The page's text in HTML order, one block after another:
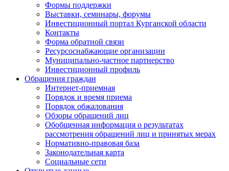
Формы поддержки
Выставки, семинары, форумы
Инвестиционный портал Курганской области
Контакты
Форма обратной связи
Ресурсоснабжающие организации
Муниципально-частное партнерство
Инвестиционный профиль
Обращения граждан
Интернет-приемная
Порядок и время приема
Порядок обжалования
Обзоры обращений лиц
Обобщенная информация о результатах
рассмотрения обращений лиц и принятых мерах
Нормативно-правовая база
Законодательная карта
Социальные сети